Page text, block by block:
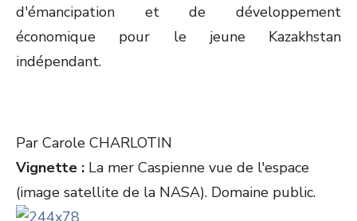
d'émancipation et de développement
économique pour le jeune Kazakhstan
indépendant.
Par Carole CHARLOTIN
Vignette : La mer Caspienne vue de l'espace
(image satellite de la NASA). Domaine public.